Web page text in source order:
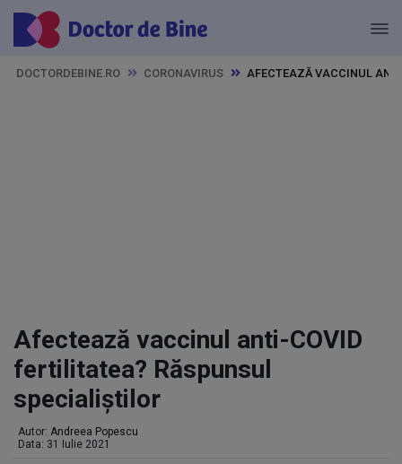
DOCTORDEBINE.RO CORONAVIRUS AFECTEAZĂ VACCINUL
Afectează vaccinul anti-COVID
fertilitatea? Răspunsul
specialiștilor
Autor: Andreea Popescu
Data: 31 Iulie 2021